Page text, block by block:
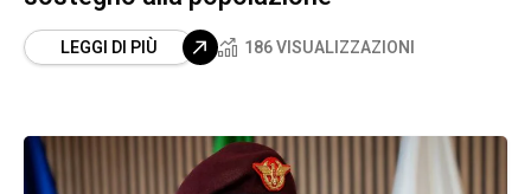
LEGGI DI PIÙ 186 VISUALIZZAZIONI